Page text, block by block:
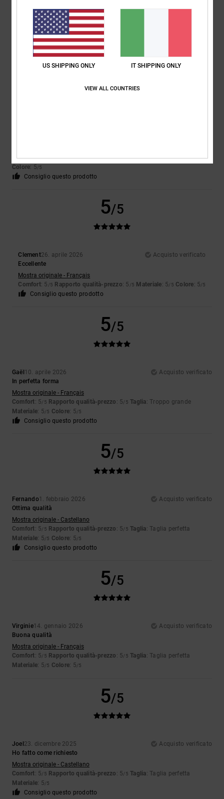
Thomas22. giugno 2026
Acquisto verificato
Mostra originale - Français
Comfort: 5/5 Rapporto qualità-prezzo
Materiale: 5/5 Colore: 5/5
3/5
Comfort: 4/5 Rapporto qualità-prezzo: 5/5 Taglia: GrandeMateriale: 5/5
Colore: 5/5
Consiglio questo prodotto
5/5
Clement26. aprile 2026
Acquisto verificato
Eccellente
Mostra originale - Français
Comfort: 5 /5 Rapporto qualità-prezzo: 5 /5 Materiale: 5/5 Colore: 5/5
Consiglio questo prodotto
5/5
Gaël 10. aprile 2026
Acquisto verificato
In perfetta forma
Mostra originale - Français
Comfort: 5/5 Rapporto qualità-prezzo : 5/5 Taglia: Troppo grande
Materiale: 5/5 Colore: 5/5
Consiglio questo prodotto
5/5
Fernando1. febbraio 2026
Acquisto verificato
Ottima qualità
Mostra originale - Castellano
Comfort: 5/5 Rapporto qualità-prezzo : 5/5 Taglia: Taglia perfetta
Materiale: 5/5 Colore: 5/5
Consiglio questo prodotto
5/5
Virginie14. gennaio 2026
Acquisto verificato
Buona qualità
Mostra originale - Français
Comfort: 5/5 Rapporto qualità-prezzo : 5/5 Taglia: Taglia perfetta
Materiale: 5/5 Colore: 5/5
5/5
Joel 23. dicembre 2025
Acquisto verificato
Ho fatto come richiesto
Mostra originale - Castellano
Comfort: 5/5 Rapporto qualità-prezzo : 5/5 Taglia: Taglia perfetta
Materiale: 5/5
Consiglio questo prodotto
US SHIPPING ONLY IT SHIPPING ONLY
VIEW ALL COUNTRIES